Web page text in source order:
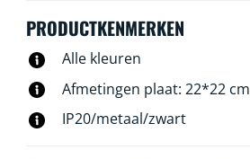
PRODUCTKENMERKEN
Alle kleuren
Afmetingen plaat: 22*22 cm
IP20/metaal/zwart